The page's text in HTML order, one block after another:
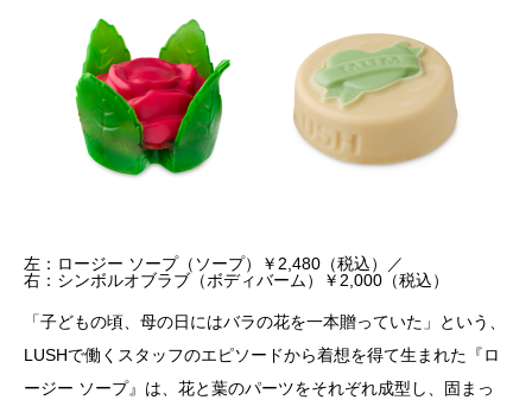
左：ロージー ソープ（ソープ）￥2,480（税込）／
右：シンボルオブラブ（ボディバーム）￥2,000（税込）
「子どもの頃、母の日にはバラの花を一本贈っていた」という、
LUSHで働くスタッフのエピソードから着想を得て生まれた『ロ
ージー ソープ』は、花と葉のパーツをそれぞれ成型し、固まっ